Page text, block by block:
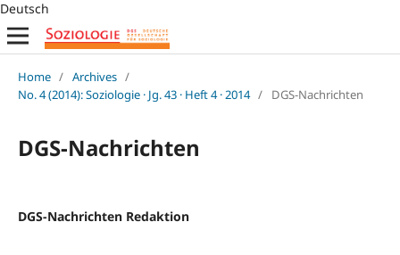
Deutsch
Home / Archives /
No. 4 (2014): Soziologie · Jg. 43 · Heft 4 · 2014 / DGS-Nachrichten
DGS-Nachrichten
DGS-Nachrichten Redaktion